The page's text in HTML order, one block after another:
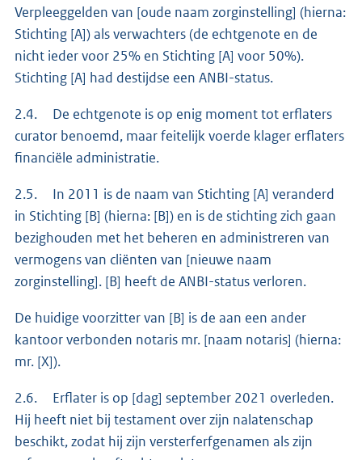
Verpleeggelden van [oude naam zorginstelling] (hierna:
Stichting [A]) als verwachters (de echtgenote en de
nicht ieder voor 25% en Stichting [A] voor 50%).
Stichting [A] had destijdse een ANBI-status.
2.4. De echtgenote is op enig moment tot erflaters
curator benoemd, maar feitelijk voerde klager erflaters
financiële administratie.
2.5. In 2011 is de naam van Stichting [A] veranderd
in Stichting [B] (hierna: [B]) en is de stichting zich gaan
bezighouden met het beheren en administreren van
vermogens van cliënten van [nieuwe naam
zorginstelling]. [B] heeft de ANBI-status verloren.
De huidige voorzitter van [B] is de aan een ander
kantoor verbonden notaris mr. [naam notaris] (hierna:
mr. [X]).
2.6. Erflater is op [dag] september 2021 overleden.
Hij heeft niet bij testament over zijn nalatenschap
beschikt, zodat hij zijn versterferfgenamen als zijn